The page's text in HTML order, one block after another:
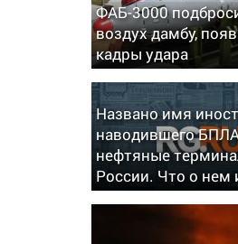
ФАБ-3000
воздух дамбу,
кадры удара
Названо имя
наводившего
нефтяные
России. Что о нем